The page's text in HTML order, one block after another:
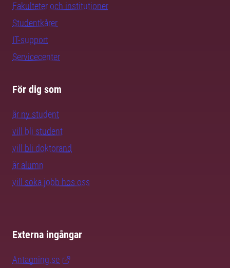
Fakulteter och institutioner
Studentkårer
IT-support
Servicecenter
För dig som
är ny student
vill bli student
vill bli doktorand
är alumn
vill söka jobb hos oss
Externa ingångar
Antagning.se